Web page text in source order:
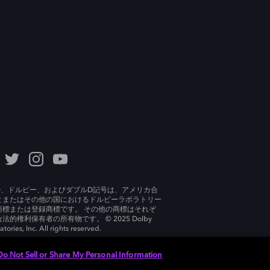
ドルビー、およびダブルD記号は、アメリカ合
またはその他の国におけるドルビーラボラトリー
標または登録商標です。 その他の商標はそれぞ
法的権利保有者の所有物です。 © 2025 Dolby
Inc. All rights reserved.
Not Sell or Share My Personal Information